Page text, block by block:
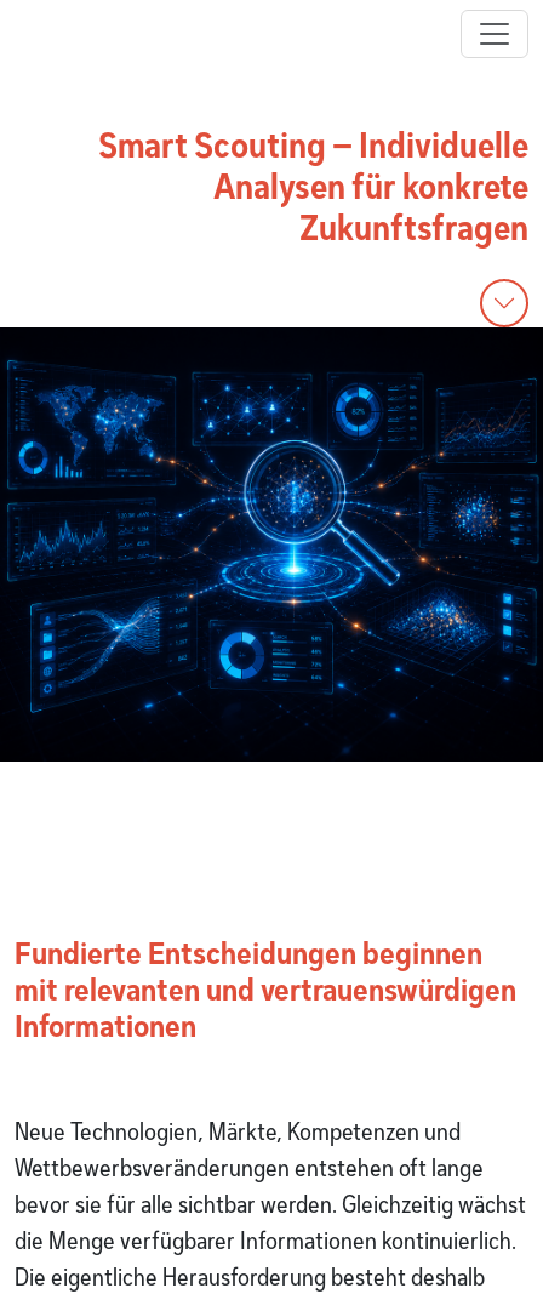
Smart Scouting – Individuelle
Analysen für konkrete
Zukunftsfragen
Fundierte Entscheidungen beginnen
mit relevanten und vertrauenswürdigen
Informationen
Neue Technologien, Märkte, Kompetenzen und
Wettbewerbsveränderungen entstehen oft lange
bevor sie für alle sichtbar werden. Gleichzeitig wächst
die Menge verfügbarer Informationen kontinuierlich.
Die eigentliche Herausforderung besteht deshalb